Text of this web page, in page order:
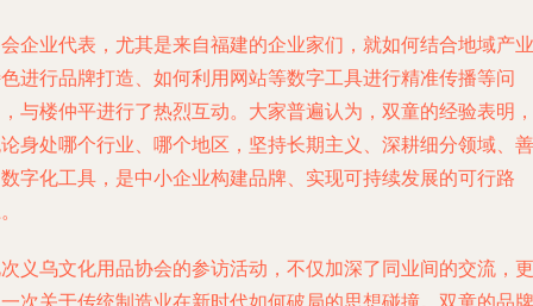
企业代表，尤其是来自福建的企业家们，就如何结合地域产业
进行品牌打造、如何利用网站等数字工具进行精准传播等问
与楼仲平进行了热烈互动。大家普遍认为，双童的经验表明，
身处哪个行业、哪个地区，坚持长期主义、深耕细分领域、善
字化工具，是中小企业构建品牌、实现可持续发展的可行路
义乌文化用品协会的参访活动，不仅加深了同业间的交流，更